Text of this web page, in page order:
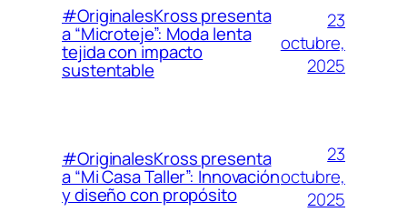
#OriginalesKross presenta
a “Microteje”: Moda lenta
tejida con impacto
sustentable
23
octubre,
2025
#OriginalesKross presenta
a “Mi Casa Taller”: Innovación
y diseño con propósito
23
octubre,
2025